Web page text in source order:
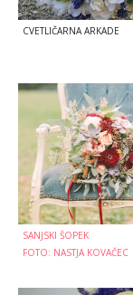
CVETLIČARNA ARKADE
SANJSKI ŠOPEK
FOTO: NASTJA KOVAČEC